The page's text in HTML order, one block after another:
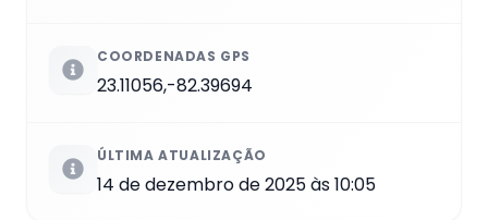
COORDENADAS GPS
23.11056,-82.39694
ÚLTIMA ATUALIZAÇÃO
14 de dezembro de 2025 às 10:05